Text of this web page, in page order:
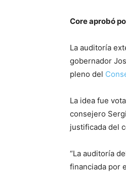
Core aprobó
La auditoría
gobernador
pleno del
La idea fue
consejero
justificada del
“La auditoría
financiada por